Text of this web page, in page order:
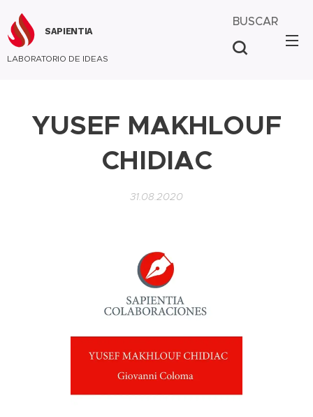
SAPIENTIA
LABORATORIO DE IDEAS
BUSCAR
YUSEF MAKHLOUF
CHIDIAC
31.08.2020